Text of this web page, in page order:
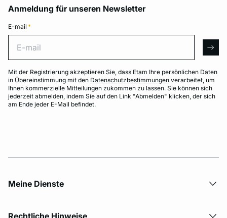
Anmeldung für unseren Newsletter
E-mail *
Mit der Registrierung akzeptieren Sie, dass Etam Ihre persönlichen Daten
in Übereinstimmung mit den Datenschutzbestimmungen verarbeitet, um
Ihnen kommerzielle Mitteilungen zukommen zu lassen. Sie können sich
jederzeit abmelden, indem Sie auf den Link "Abmelden" klicken, der sich
am Ende jeder E-Mail befindet.
Meine Dienste
Rechtliche Hinweise